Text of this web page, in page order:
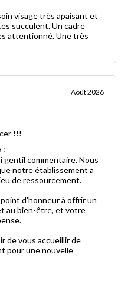
visage très apaisant et
succulent. Un cadre
attentionné. Une très
Août 2026
!!!
:
gentil commentaire. Nous
notre établissement a
de ressourcement.
d'honneur à offrir un
au bien-être, et votre
de vous accueillir de
pour une nouvelle